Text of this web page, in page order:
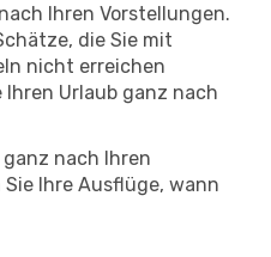
Ihren Vorstellungen.
die Sie mit
nicht erreichen
Urlaub ganz nach
nach Ihren
Ihre Ausflüge, wann